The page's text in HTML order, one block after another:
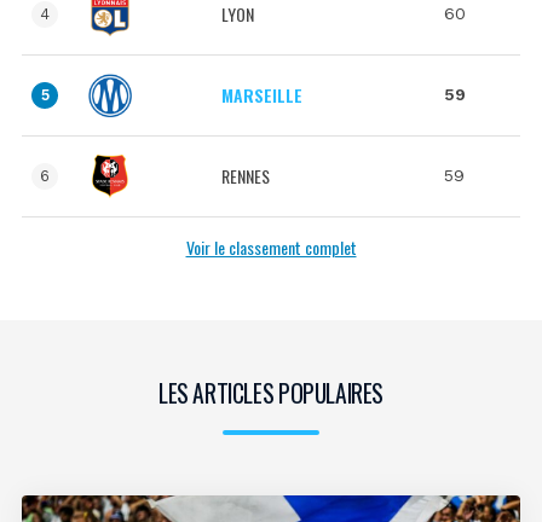
4 LYON 60
5 MARSEILLE 59
6 RENNES 59
Voir le classement complet
LES ARTICLES POPULAIRES